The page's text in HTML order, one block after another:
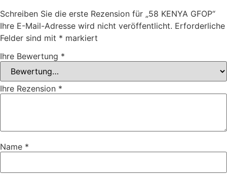
Schreiben Sie die erste Rezension für „58 KENYA GFOP“
Ihre E-Mail-Adresse wird nicht veröffentlicht. Erforderliche
Felder sind mit * markiert
Ihre Bewertung *
Ihre Rezension *
Name *